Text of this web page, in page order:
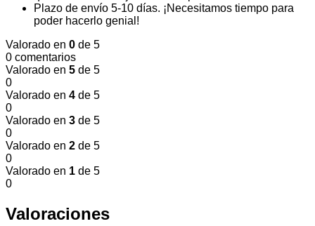
Plazo de envío 5-10 días. ¡Necesitamos tiempo para
poder hacerlo genial!
Valorado en 0 de 5
0 comentarios
Valorado en 5 de 5
0
Valorado en 4 de 5
0
Valorado en 3 de 5
0
Valorado en 2 de 5
0
Valorado en 1 de 5
0
Valoraciones